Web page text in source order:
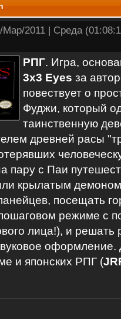
Мар/2011 | Среда
РПГ. Игра,
3x3 Eyes за
повествует о
Фуджи, который
таинственную
древней расы
пару с Паи
крылатым
посещать
режиме с
лица!), и
и японских РПГ (